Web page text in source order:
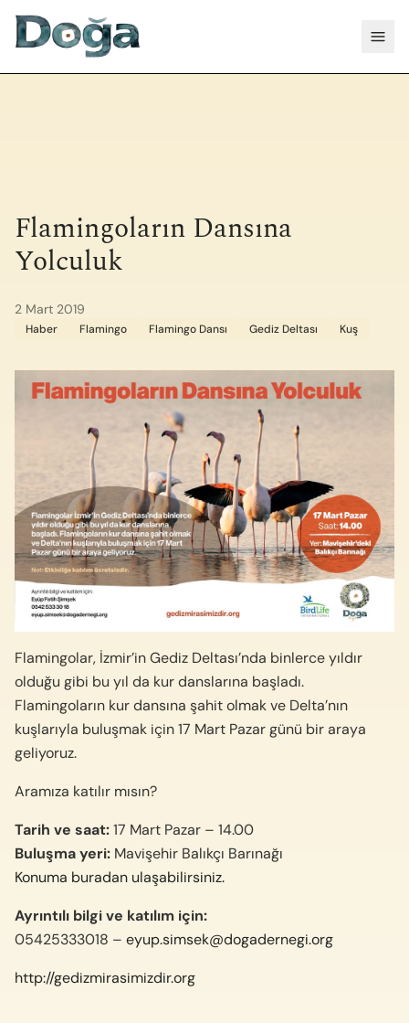
Flamingoların Dansına
Yolculuk
2 Mart 2019
Haber Flamingo Flamingo Dansı Gediz Deltası Kuş
Flamingolar, İzmir’in Gediz Deltası’nda binlerce yıldır
olduğu gibi bu yıl da kur danslarına başladı.
Flamingoların kur dansına şahit olmak ve Delta’nın
kuşlarıyla buluşmak için 17 Mart Pazar günü bir araya
geliyoruz.
Aramıza katılır mısın?
Tarih ve saat:17 Mart Pazar – 14.00
Buluşma yeri: Mavişehir Balıkçı Barınağı
Konuma buradan ulaşabilirsiniz.
Ayrıntılı bilgi ve katılım için:
05425333018 – eyup.simsek@dogadernegi.org
http://gedizmirasimizdir.org